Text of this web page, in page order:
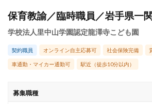
保育教諭／臨時職員／岩手県一
学校法人里中山学園認定龍澤寺こども園
契約職員 オンライン自主応募可 社会保険完備
車通勤・マイカー通勤可 駅近（徒歩10分以内）
募集職種